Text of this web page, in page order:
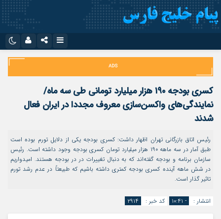
اینستاگرام
تلگرام
سروش
ایتا
آپارات
اپلیکیشن
نام کاربری یا نشانی ایمیل
رمز عبور
مرا به خاطر بسپار
کسری بودجه ۱۹۰ هزار میلیارد تومانی طی سه ماه/
نمایندگی‌های واکسن‌سازی معروف مجددا در ایران فعال
شدند
رئیس اتاق بازرگانی تهران اظهار داشت: کسری بودجه یکی از دلایل تورم بوده است
طبق آمار در سه ماهه ۱۹۰ هزار میلیارد تومان کسری بودجه وجود داشته است. رئیس
سازمان برنامه و بودجه گفته‌اند که به دنبال تغییرات در در بودجه هستند. امیدواریم
در شش ماهه آینده کسری بودجه کمتری داشته باشیم که طبیعتاً در عدم رشد تورم
تاثیر گذار است.
انتشار : - ۱۰:۴۱ کد خبر : ۲۹۱۴